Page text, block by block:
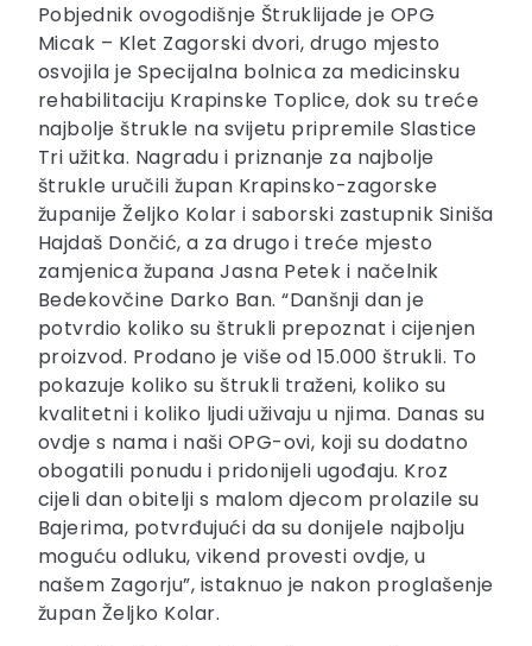
Pobjednik ovogodišnje Štruklijade je OPG
Micak – Klet Zagorski dvori, drugo mjesto
osvojila je Specijalna bolnica za medicinsku
rehabilitaciju Krapinske Toplice, dok su treće
najbolje štrukle na svijetu pripremile Slastice
Tri užitka. Nagradu i priznanje za najbolje
štrukle uručili župan Krapinsko-zagorske
županije Željko Kolar i saborski zastupnik Siniša
Hajdaš Dončić, a za drugo i treće mjesto
zamjenica župana Jasna Petek i načelnik
Bedekovčine Darko Ban. “Danšnji dan je
potvrdio koliko su štrukli prepoznat i cijenjen
proizvod. Prodano je više od 15.000 štrukli. To
pokazuje koliko su štrukli traženi, koliko su
kvalitetni i koliko ljudi uživaju u njima. Danas su
ovdje s nama i naši OPG-ovi, koji su dodatno
obogatili ponudu i pridonijeli ugođaju. Kroz
cijeli dan obitelji s malom djecom prolazile su
Bajerima, potvrđujući da su donijele najbolju
moguću odluku, vikend provesti ovdje, u
našem Zagorju”, istaknuo je nakon proglašenje
župan Željko Kolar.